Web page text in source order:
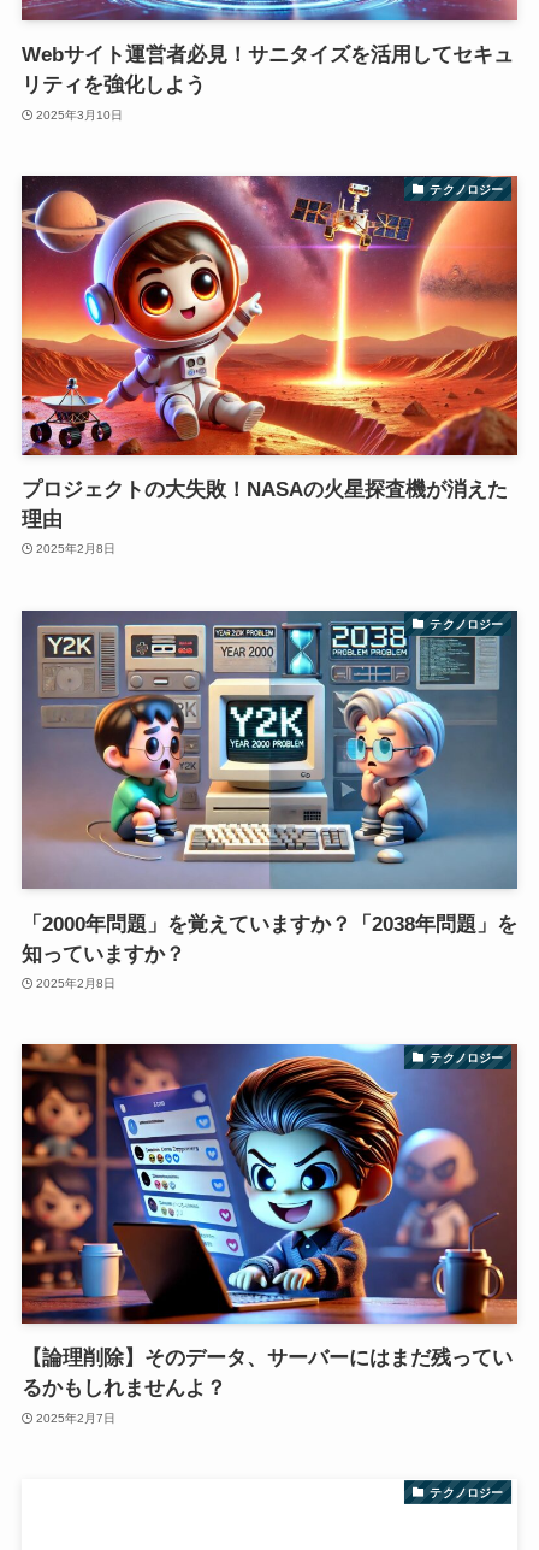
Webサイト運営者必見！サニタイズを活用してセキュ
リティを強化しよう
2025年3月10日
テクノロジー
プロジェクトの大失敗！NASAの火星探査機が消えた
理由
2025年2月8日
テクノロジー
「2000年問題」を覚えていますか？「2038年問題」を
知っていますか？
2025年2月8日
テクノロジー
【論理削除】そのデータ、サーバーにはまだ残ってい
るかもしれませんよ？
2025年2月7日
テクノロジー